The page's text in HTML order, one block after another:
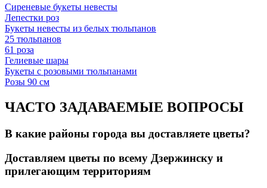
Сиреневые букеты невесты
Лепестки роз
Букеты невесты из белых тюльпанов
25 тюльпанов
61 роза
Гелиевые шары
Букеты с розовыми тюльпанами
Розы 90 см
ЧАСТО ЗАДАВАЕМЫЕ ВОПРОСЫ
В какие районы города вы доставляете цветы?
Доставляем цветы по всему Дзержинску и
прилегающим территориям